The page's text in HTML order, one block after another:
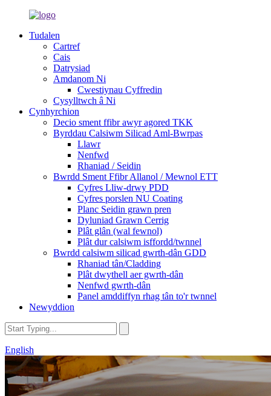
Tudalen
Cartref
Cais
Datrysiad
Amdanom Ni
Cwestiynau Cyffredin
Cysylltwch â Ni
Cynhyrchion
Decio sment ffibr awyr agored TKK
Byrddau Calsiwm Silicad Aml-Bwrpas
Llawr
Nenfwd
Rhaniad / Seidin
Bwrdd Sment Ffibr Allanol / Mewnol ETT
Cyfres Lliw-drwy PDD
Cyfres porslen NU Coating
Planc Seidin grawn pren
Dyluniad Grawn Cerrig
Plât glân (wal fewnol)
Plât dur calsiwm isffordd/twnnel
Bwrdd calsiwm silicad gwrth-dân GDD
Rhaniad tân/Cladding
Plât dwythell aer gwrth-dân
Nenfwd gwrth-dân
Panel amddiffyn rhag tân to'r twnnel
Newyddion
English